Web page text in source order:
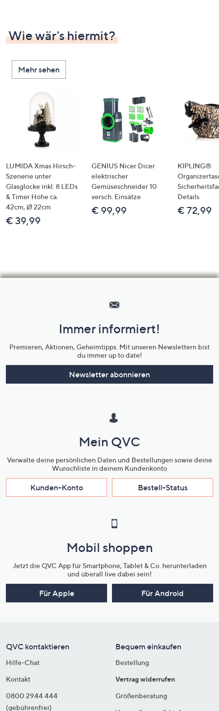
Wie wär's hiermit?
Mehr sehen
LUMIDA Xmas Hirsch-
Szenerie unter
Glasglocke inkl. 8 LEDs
& Timer Höhe ca.
42cm, Ø 22cm
€ 39,99
GENIUS Nicer Dicer
elektrischer
Gemüseschneider 10
versch. Einsätze
€ 99,99
KIPLING®
Details
€ 72,99
Unternehmensinformationen
Immer informiert!
Premieren, Aktionen, Geheimtipps: Mit unseren Newslettern bist
du immer up to date!
Newsletter abonnieren
Mein QVC
Verwalte deine persönlichen Daten und Bestellungen sowie deine
Wunschliste in deinem Kundenkonto
Kunden-Konto Bestell-Status
Mobil shoppen
Jetzt die QVC App für Smartphone, Tablet & Co. herunterladen
und überall live dabei sein!
Für Apple Für Android
QVC kontaktieren
Hilfe-Chat
Kontakt
0800 2944 444
(gebührenfrei)
Bequem einkaufen
Bestellung
Vertrag widerrufen
Größenberatung